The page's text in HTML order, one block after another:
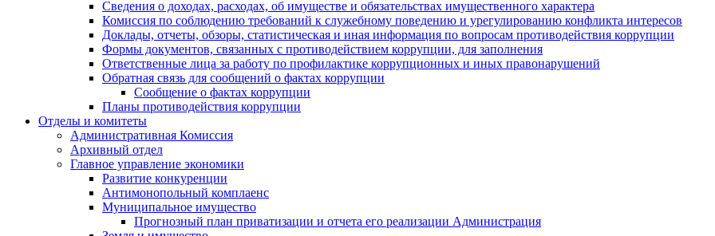
Сведения о доходах, расходах, об имуществе и обязательствах имущественного характера
Комиссия по соблюдению требований к служебному поведению и урегулированию конфликта интересов
Доклады, отчеты, обзоры, статистическая и иная информация по вопросам противодействия коррупции
Формы документов, связанных с противодействием коррупции, для заполнения
Ответственные лица за работу по профилактике коррупционных и иных правонарушений
Обратная связь для сообщений о фактах коррупции
Сообщение о фактах коррупции
Планы противодействия коррупции
Отделы и комитеты
Административная Комиссия
Архивный отдел
Главное управление экономики
Развитие конкуренции
Антимонопольный комплаенс
Муниципальное имущество
Прогнозный план приватизации и отчета его реализации Администрация